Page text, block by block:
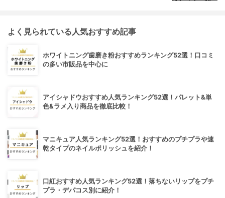
よく見られている人気おすすめ記事
ホワイトニング歯磨き粉おすすめランキング52選！口コミ
の多い市販品を中心に
アイシャドウおすすめ人気ランキング52選！パレット&単
色&ラメ入り商品を徹底比較！
マニキュア人気ランキング52選！おすすめのプチプラや速
乾タイプのネイルポリッシュを紹介！
口紅おすすめ人気ランキング52選！落ちないリップをプチ
プラ・デパコス別に紹介！